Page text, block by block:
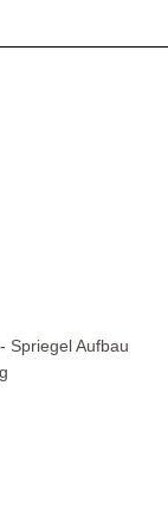
Spriegel Aufbau